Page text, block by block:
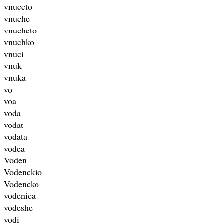
vnuceto
vnuche
vnucheto
vnuchko
vnuci
vnuk
vnuka
vo
voa
voda
vodat
vodata
vodea
Voden
Vodenckio
Vodencko
vodenica
vodeshe
vodi